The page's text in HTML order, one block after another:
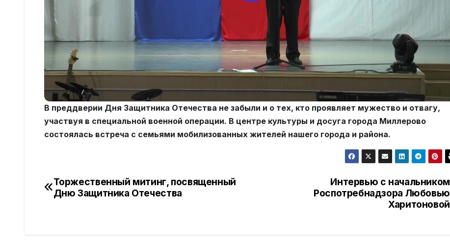
В преддверии Дня Защитника Отечества не забыли и о тех, кто проявляет мужество и отвагу,
участвуя в специальной военной операции. В центре культуры и досуга города Миллерово
состоялась встреча с семьями мобилизованных жителей нашего города и района.
Навигация
Интервью с начальником
Роспотребнадзора Любовью
Харитоновой
Торжественный митинг, посвященный
Дню Защитника Отечества